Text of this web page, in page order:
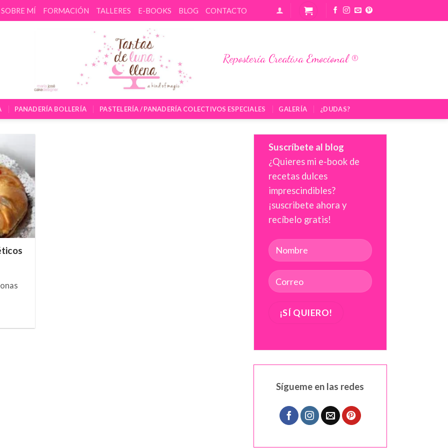
SOBRE MÍ FORMACIÓN TALLERES E-BOOKS BLOG CONTACTO
Repostería Creativa Emocional ®
PANADERÍA BOLLERÍA PASTELERÍA / PANADERÍA COLECTIVOS ESPECIALES GALERÍA ¿DUDAS?
Suscríbete al blog
¿Quieres mi e-book de
recetas dulces
imprescindibles?
¡suscribete ahora y
recíbelo gratis!
Sígueme en las redes